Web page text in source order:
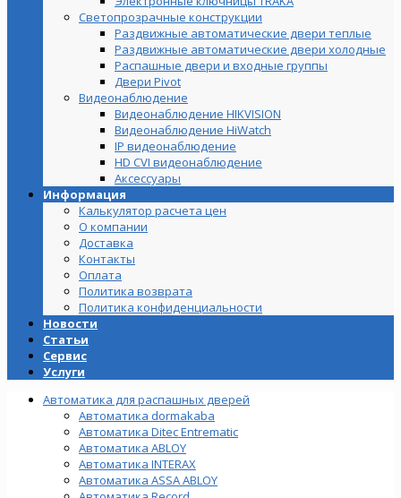
Светопрозрачные конструкции
Раздвижные автоматические двери теплые
Раздвижные автоматические двери холодные
Распашные двери и входные группы
Двери Pivot
Видеонаблюдение
Видеонаблюдение HIKVISION
Видеонаблюдение HiWatch
IP видеонаблюдение
HD CVI видеонаблюдение
Аксессуары
Информация
Калькулятор расчета цен
О компании
Доставка
Контакты
Оплата
Политика возврата
Политика конфиденциальности
Новости
Статьи
Сервис
Услуги
Автоматика для распашных дверей
Автоматика dormakaba
Автоматика Ditec Entrematic
Автоматика ABLOY
Автоматика INTERAX
Автоматика ASSA ABLOY